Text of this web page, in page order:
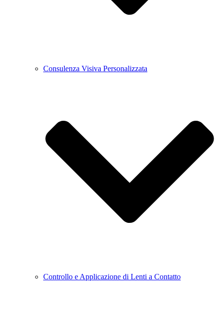
Consulenza Visiva Personalizzata
Controllo e Applicazione di Lenti a Contatto